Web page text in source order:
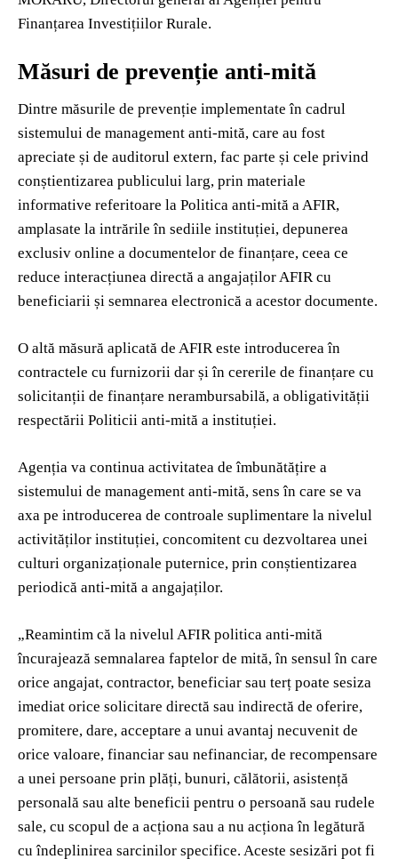
Finanțarea Investițiilor Rurale.
Măsuri de prevenție anti-mită
Dintre măsurile de prevenție implementate în cadrul
sistemului de management anti-mită, care au fost
apreciate și de auditorul extern, fac parte și cele privind
conștientizarea publicului larg, prin materiale
informative referitoare la Politica anti-mită a AFIR,
amplasate la intrările în sediile instituției, depunerea
exclusiv online a documentelor de finanțare, ceea ce
reduce interacțiunea directă a angajaților AFIR cu
beneficiarii și semnarea electronică a acestor documente.
O altă măsură aplicată de AFIR este introducerea în
contractele cu furnizorii dar și în cererile de finanțare cu
solicitanții de finanțare nerambursabilă, a obligativității
respectării Politicii anti-mită a instituției.
Agenția va continua activitatea de îmbunătățire a
sistemului de management anti-mită, sens în care se va
axa pe introducerea de controale suplimentare la nivelul
activităților instituției, concomitent cu dezvoltarea unei
culturi organizaționale puternice, prin conștientizarea
periodică anti-mită a angajaților.
„Reamintim că la nivelul AFIR politica anti-mită
încurajează semnalarea faptelor de mită, în sensul în care
orice angajat, contractor, beneficiar sau terț poate sesiza
imediat orice solicitare directă sau indirectă de oferire,
promitere, dare, acceptare a unui avantaj necuvenit de
orice valoare, financiar sau nefinanciar, de recompensare
a unei persoane prin plăți, bunuri, călătorii, asistență
personală sau alte beneficii pentru o persoană sau rudele
sale, cu scopul de a acționa sau a nu acționa în legătură
cu îndeplinirea sarcinilor specifice. Aceste sesizări pot fi